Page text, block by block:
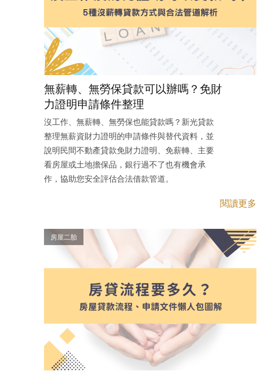
無薪轉、無勞保貸款可以辦嗎？免財
力證明申請條件整理
沒工作、無薪轉、無勞保也能貸款嗎？新光貸款
整理無薪資財力證明的申請條件與替代資料，並
說明民間不動產貸款免財力證明、免薪轉、主要
看房屋或土地擔保品，銀行過不了也有機會承
作，協助您安全評估合法借款管道。
閱讀更多
房屋二胎